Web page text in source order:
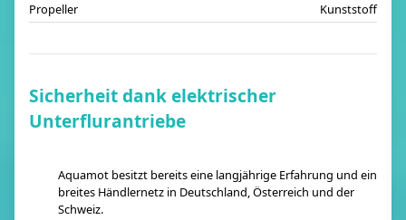
Propeller
Kunststoff
Sicherheit dank elektrischer
Unterflurantriebe
Aquamot besitzt bereits eine langjährige Erfahrung und ein
breites Händlernetz in Deutschland, Österreich und der
Schweiz.